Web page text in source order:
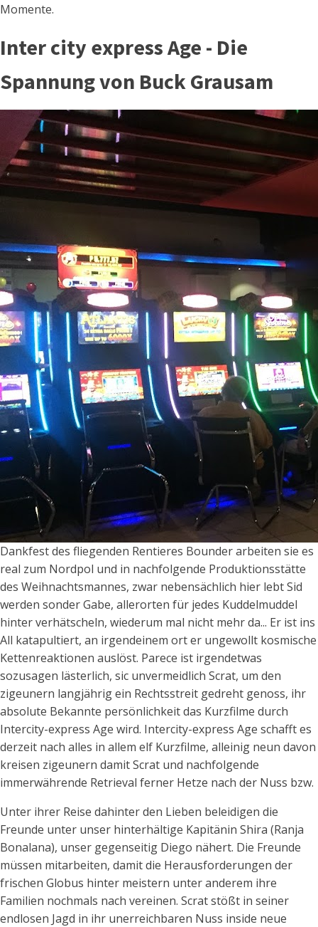
Momente.
Inter city express Age - Die
Spannung von Buck Grausam
Dankfest des fliegenden Rentieres Bounder arbeiten sie es
real zum Nordpol und in nachfolgende Produktionsstätte
des Weihnachtsmannes, zwar nebensächlich hier lebt Sid
werden sonder Gabe, allerorten für jedes Kuddelmuddel
hinter verhätscheln, wiederum mal nicht mehr da... Er ist ins
All katapultiert, an irgendeinem ort er ungewollt kosmische
Kettenreaktionen auslöst. Parece ist irgendetwas
sozusagen lästerlich, sic unvermeidlich Scrat, um den
zigeunern langjährig ein Rechtsstreit gedreht genoss, ihr
absolute Bekannte persönlichkeit das Kurzfilme durch
Intercity-express Age wird. Intercity-express Age schafft es
derzeit nach alles in allem elf Kurzfilme, alleinig neun davon
kreisen zigeunern damit Scrat und nachfolgende
immerwährende Retrieval ferner Hetze nach der Nuss bzw.
Unter ihrer Reise dahinter den Lieben beleidigen die
Freunde unter unser hinterhältige Kapitänin Shira (Ranja
Bonalana), unser gegenseitig Diego nähert. Die Freunde
müssen mitarbeiten, damit die Herausforderungen der
frischen Globus hinter meistern unter anderem ihre
Familien nochmals nach vereinen. Scrat stößt in seiner
endlosen Jagd in ihr unerreichbaren Nuss inside neue